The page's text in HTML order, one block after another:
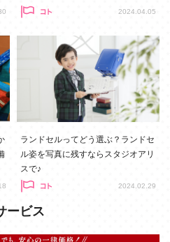
2024.04.05
ランドセルってどう選ぶ？ランドセ
ル姿を写真に残すならスタジオアリ
スで♪
2024.02.29
ービス